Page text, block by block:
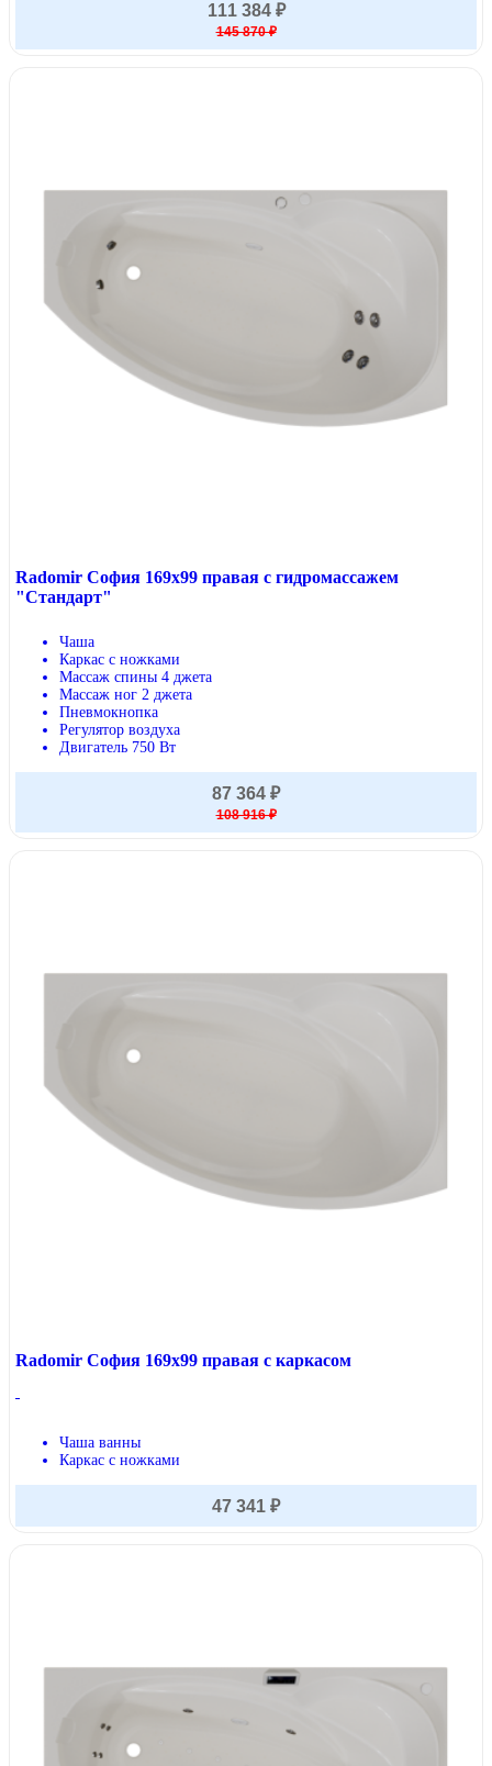
111 384 ₽
145 870 ₽
Radomir София 169x99 правая с гидромассажем
"Стандарт"
Чаша
Каркас с ножками
Массаж спины 4 джета
Массаж ног 2 джета
Пневмокнопка
Регулятор воздуха
Двигатель 750 Вт
87 364 ₽
108 916 ₽
Radomir София 169x99 правая с каркасом
Чаша ванны
Каркас с ножками
47 341 ₽